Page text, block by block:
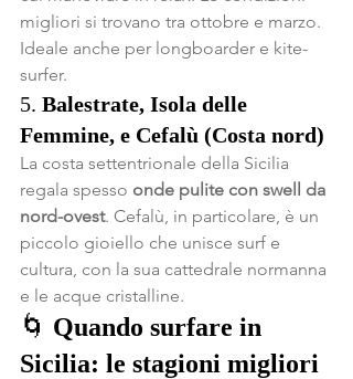
migliori si trovano tra ottobre e marzo.
Ideale anche per longboarder e kite-
surfer.
5. Balestrate, Isola delle
Femmine, e Cefalù (Costa nord)
La costa settentrionale della Sicilia
regala spesso onde pulite con swell da
nord-ovest. Cefalù, in particolare, è un
piccolo gioiello che unisce surf e
cultura, con la sua cattedrale normanna
e le acque cristalline.
🌀 Quando surfare in
Sicilia: le stagioni migliori